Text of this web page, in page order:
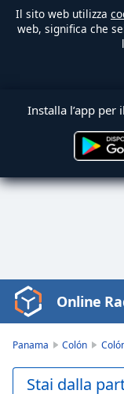
Il sito web utilizza
web, significa che
Installa l’app per
Video
Player
Play
Video
Online
Panama Colón
Stai dalla